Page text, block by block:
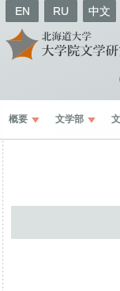
EN RU 中文
概要 文学部